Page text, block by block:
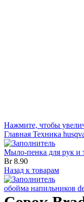
Нажмите, чтобы
Главная Техника
Мыло-пенка для рук и
Br8.90
Назад к товарам
обойма напильников